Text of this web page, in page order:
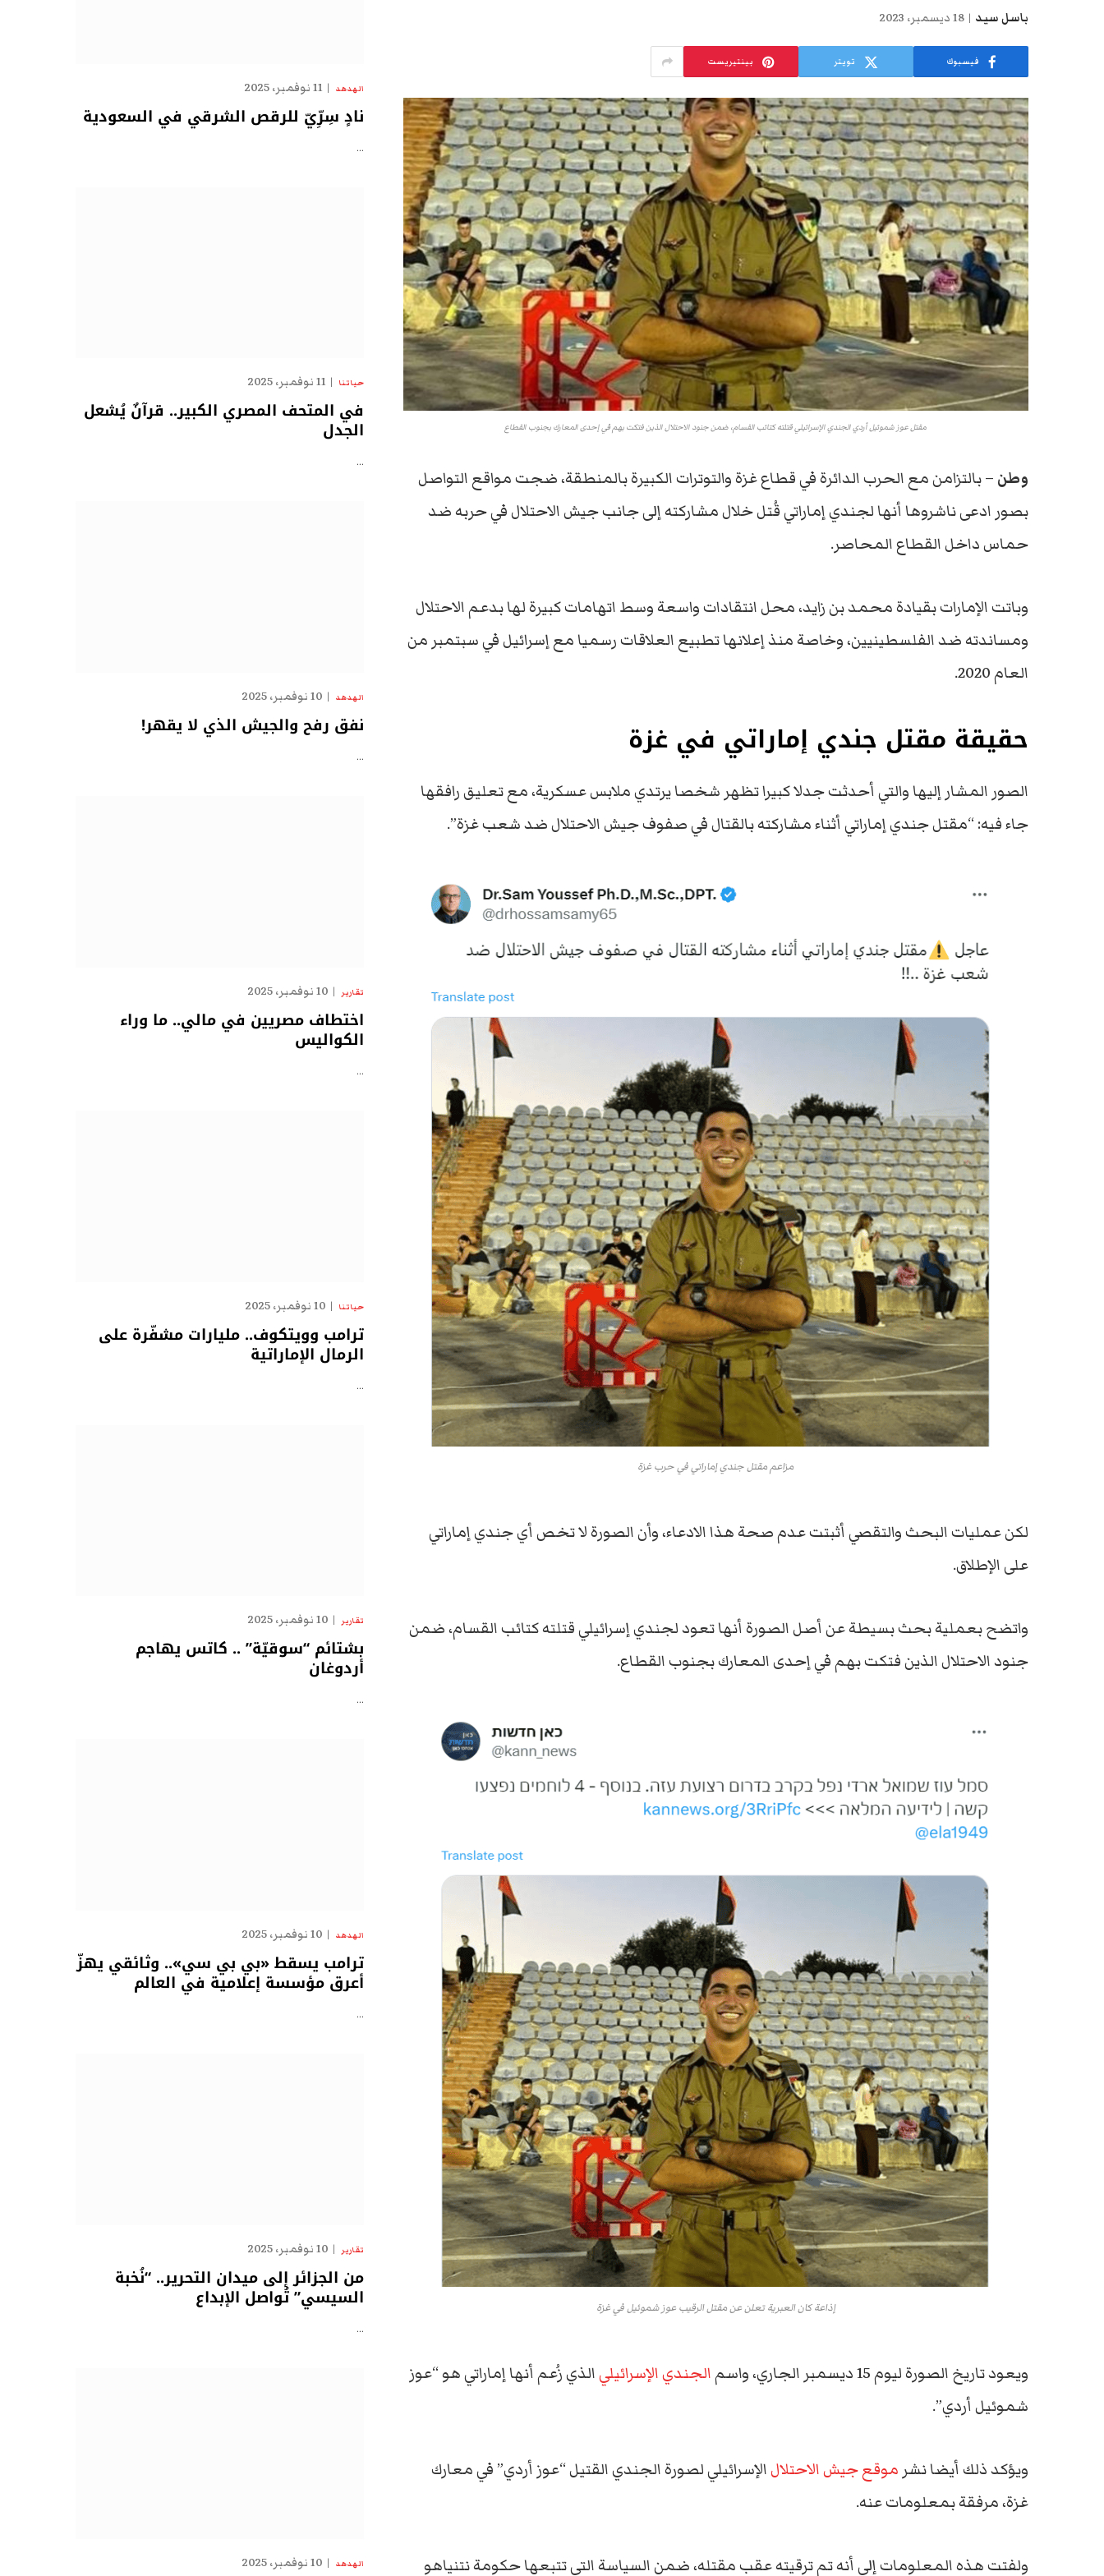
باسل سيد 18 ديسمبر، 2023
فيسبوك تويتر بينتيريست
مقتل عوز شموئيل أردي الجندي الإسرائيلي قتلته كتائب القسام، ضمن جنود الاحتلال الذين فتكت بهم في إحدى المعارك بجنوب القطاع
وطن – بالتزامن مع الحرب الدائرة في قطاع غزة والتوترات الكبيرة بالمنطقة، ضجت مواقع التواصل
بصور ادعى ناشروها أنها لجندي إماراتي قُتل خلال مشاركته إلى جانب جيش الاحتلال في حربه ضد
حماس داخل القطاع المحاصر.
وباتت الإمارات بقيادة محمد بن زايد، محل انتقادات واسعة وسط اتهامات كبيرة لها بدعم الاحتلال
ومساندته ضد الفلسطينيين، وخاصة منذ إعلانها تطبيع العلاقات رسميا مع إسرائيل في سبتمبر من
العام 2020.
حقيقة مقتل جندي إماراتي في غزة
الصور المشار إليها والتي أحدثت جدلا كبيرا تظهر شخصا يرتدي ملابس عسكرية، مع تعليق رافقها
جاء فيه: “مقتل جندي إماراتي أثناء مشاركته بالقتال في صفوف جيش الاحتلال ضد شعب غزة”.
مزاعم مقتل جندي إماراتي في حرب غزة
لكن عمليات البحث والتقصي أثبتت عدم صحة هذا الادعاء، وأن الصورة لا تخص أي جندي إماراتي
على الإطلاق.
واتضح بعملية بحث بسيطة عن أصل الصورة أنها تعود لجندي إسرائيلي قتلته كتائب القسام، ضمن
جنود الاحتلال الذين فتكت بهم في إحدى المعارك بجنوب القطاع.
إذاعة كان العبرية تعلن عن مقتل الرقيب عوز شموئيل في غزة
ويعود تاريخ الصورة ليوم 15 ديسمبر الجاري، واسم الجندي الإسرائيليالذي زُعم أنها إماراتي هو “عوز
شموئيل أردي”.
ويؤكد ذلك أيضا نشر موقع جيش الاحتلالالإسرائيلي لصورة الجندي القتيل “عوز أردي” في معارك
غزة، مرفقة بمعلومات عنه.
ولفتت هذه المعلومات إلى أنه تم ترقيته عقب مقتله، ضمن السياسة التي تتبعها حكومة نتنياهو
الهدهد 11 نوفمبر، 2025
نادٍ سِرِّيّ للرقص الشرقي في السعودية
…
حياتنا 11 نوفمبر، 2025
في المتحف المصري الكبير.. قرآنٌ يُشعل
الجدل
…
الهدهد 10 نوفمبر، 2025
نفق رفح والجيش الذي لا يقهر!
…
تقارير 10 نوفمبر، 2025
اختطاف مصريين في مالي.. ما وراء
الكواليس
…
حياتنا 10 نوفمبر، 2025
ترامب وويتكوف.. مليارات مشفّرة على
الرمال الإماراتية
…
تقارير 10 نوفمبر، 2025
بشتائم “سوقيّة” .. كاتس يهاجم
أردوغان
…
الهدهد 10 نوفمبر، 2025
ترامب يسقط «بي بي سي».. وثائقي يهزّ
أعرق مؤسسة إعلامية في العالم
…
تقارير 10 نوفمبر، 2025
من الجزائر إلى ميدان التحرير.. “نُخبة
السيسي” تُواصل الإبداع
…
الهدهد 10 نوفمبر، 2025